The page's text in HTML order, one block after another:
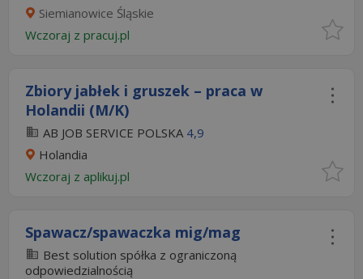
Siemianowice Śląskie
Wczoraj z pracuj.pl
Zbiory jabłek i gruszek – praca w
Holandii (M/K)
AB JOB SERVICE POLSKA 4,9
Holandia
Wczoraj z aplikuj.pl
Spawacz/spawaczka mig/mag
Best solution spółka z ograniczoną
odpowiedzialnością